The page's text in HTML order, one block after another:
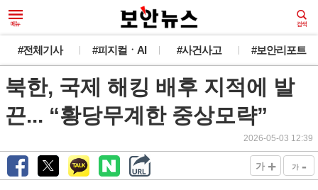
#전체기사 #피지컬ㆍAI #사건사고 #보안리포트
북한, 국제 해킹 배후 지적에 발
끈... “황당무계한 중상모략”
2026-05-03 12:39
가 + 가 -